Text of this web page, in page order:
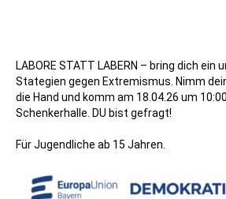
LABORE STATT LABERN – bring dich
Stategien gegen Extremismus. Nimm
die Hand und komm am 18.04.26 um
Schenkerhalle. DU bist gefragt!
Für Jugendliche ab 15 Jahren.